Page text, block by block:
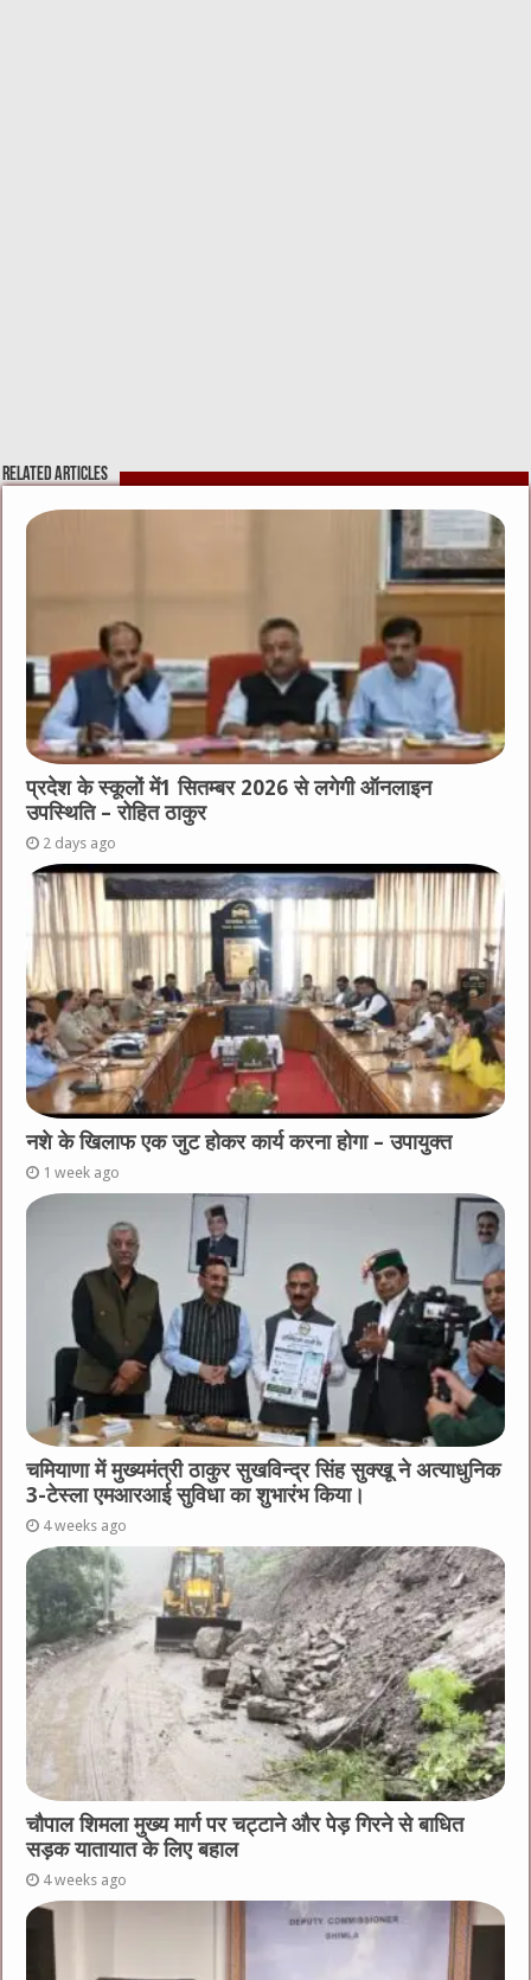
Related Articles
प्रदेश के स्कूलों में1 सितम्बर 2026 से लगेगी ऑनलाइन
उपस्थिति – रोहित ठाकुर
2 days ago
नशे के खिलाफ एक जुट होकर कार्य करना होगा – उपायुक्त
1 week ago
चमियाणा में मुख्यमंत्री ठाकुर सुखविन्द्र सिंह सुक्खू ने अत्याधुनिक
3-टेस्ला एमआरआई सुविधा का शुभारंभ किया।
4 weeks ago
चौपाल शिमला मुख्य मार्ग पर चट्टाने और पेड़ गिरने से बाधित
सड़क यातायात के लिए बहाल
4 weeks ago